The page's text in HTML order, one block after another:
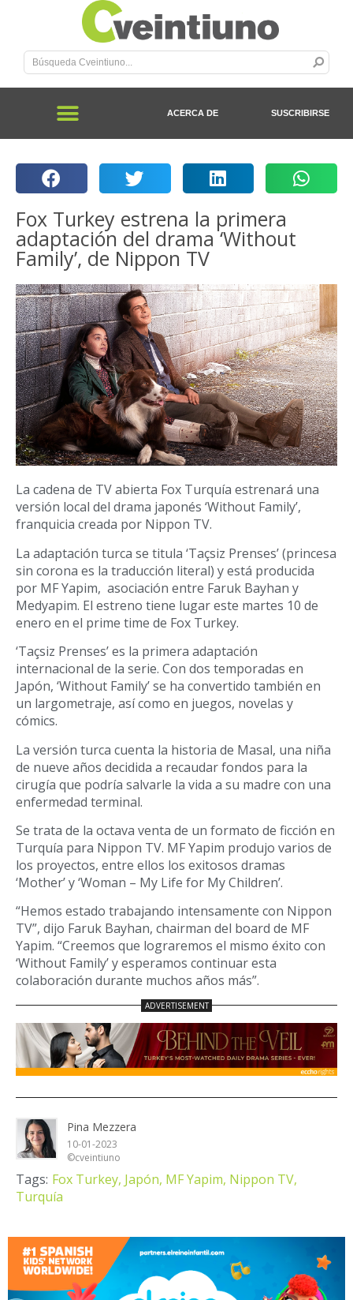
ACERCA DE SUSCRIBIRSE
Fox Turkey estrena la primera
adaptación del drama ‘Without
Family’, de Nippon TV
La cadena de TV abierta Fox Turquía estrenará una
versión local del drama japonés ‘Without Family’,
franquicia creada por Nippon TV.
La adaptación turca se titula ‘Taçsiz Prenses’ (princesa
sin corona es la traducción literal) y está producida
por MF Yapim, asociación entre Faruk Bayhan y
Medyapim. El estreno tiene lugar este martes 10 de
enero en el prime time de Fox Turkey.
‘Taçsiz Prenses’ es la primera adaptación
internacional de la serie. Con dos temporadas en
Japón, ‘Without Family’ se ha convertido también en
un largometraje, así como en juegos, novelas y
cómics.
La versión turca cuenta la historia de Masal, una niña
de nueve años decidida a recaudar fondos para la
cirugía que podría salvarle la vida a su madre con una
enfermedad terminal.
Se trata de la octava venta de un formato de ficción en
Turquía para Nippon TV. MF Yapim produjo varios de
los proyectos, entre ellos los exitosos dramas
‘Mother’ y ‘Woman – My Life for My Children’.
“Hemos estado trabajando intensamente con Nippon
TV”, dijo Faruk Bayhan, chairman del board de MF
Yapim. “Creemos que lograremos el mismo éxito con
‘Without Family’ y esperamos continuar esta
colaboración durante muchos años más”.
Pina Mezzera
10-01-2023
©cveintiuno
Tags: Fox Turkey, Japón, MF Yapim, Nippon TV,
Turquía